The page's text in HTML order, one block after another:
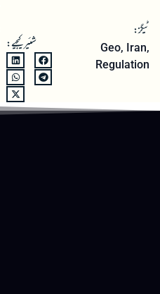
ٹیگز:
Geo, Iran,
Regulation
شئیر کیجیے: